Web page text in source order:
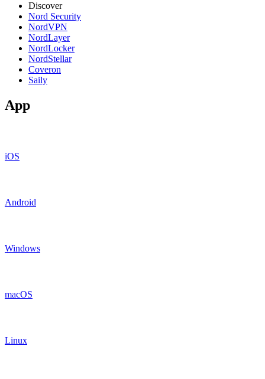
Discover
Nord Security
NordVPN
NordLayer
NordLocker
NordStellar
Coveron
Saily
App
iOS
Android
Windows
macOS
Linux